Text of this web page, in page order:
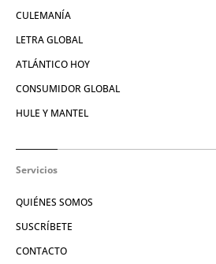
CULEMANÍA
LETRA GLOBAL
ATLÁNTICO HOY
CONSUMIDOR GLOBAL
HULE Y MANTEL
Servicios
QUIÉNES SOMOS
SUSCRÍBETE
CONTACTO